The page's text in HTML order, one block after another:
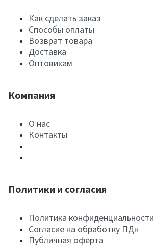
Как сделать заказ
Способы оплаты
Возврат товара
Доставка
Оптовикам
Компания
О нас
Контакты
Политики и согласия
Политика конфиденциальности
Согласие на обработку ПДн
Публичная оферта